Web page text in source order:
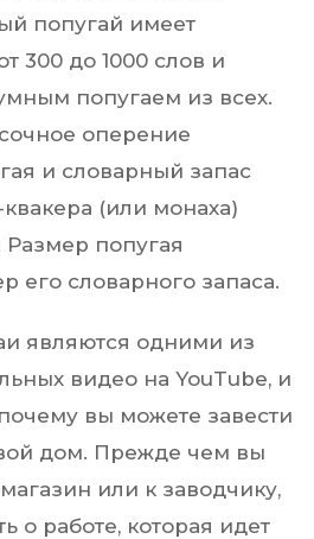
попугай имеет
300 до 1000 слов и
попугаем из всех.
оперение
и словарный запас
(или монаха)
Размер попугая
его словарного запаса.
являются одними из
видео на YouTube, и
вы можете завести
дом. Прежде чем вы
или к заводчику,
о работе, которая идет